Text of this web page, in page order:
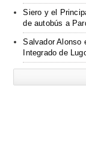
Siero y el
de autobús a
Salvador Alonso
Integrado de